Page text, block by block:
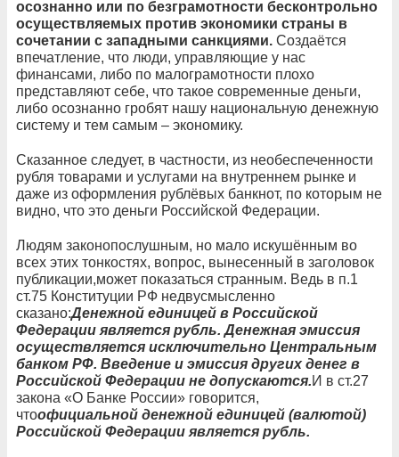
осознанно или по безграмотности бесконтрольно
осуществляемых против экономики страны в
сочетании с западными санкциями. Создаётся
впечатление, что люди, управляющие у нас
финансами, либо по малограмотности плохо
представляют себе, что такое современные деньги,
либо осознанно гробят нашу национальную денежную
систему и тем самым – экономику.
Сказанное следует, в частности, из необеспеченности
рубля товарами и услугами на внутреннем рынке и
даже из оформления рублёвых банкнот, по которым не
видно, что это деньги Российской Федерации.
Людям законопослушным, но мало искушённым во
всех этих тонкостях, вопрос, вынесенный в заголовок
публикации,может показаться странным. Ведь в п.1
ст.75 Конституции РФ недвусмысленно
сказано:Денежной единицей в Российской
Федерации является рубль. Денежная эмиссия
осуществляется исключительно Центральным
банком РФ. Введение и эмиссия других денег в
Российской Федерации не допускаются.И в ст.27
закона «О Банке России» говорится,
чтоофициальной денежной единицей (валютой)
Российской Федерации является рубль.